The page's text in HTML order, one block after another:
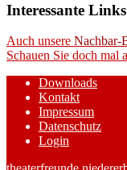
Interessante Links
Auch unsere Nachbar-
Schauen Sie doch mal
Downloads
Kontakt
Impressum
Datenschutz
Login